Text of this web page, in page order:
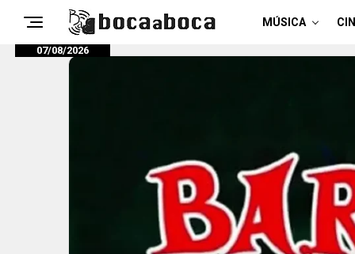
MÚSICA
07/08/2026